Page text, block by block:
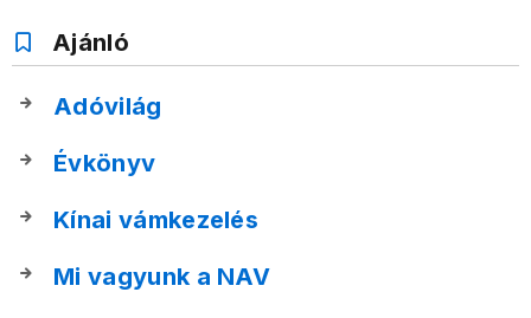
Ajánló
Adóvilág
Évkönyv
Kínai vámkezelés
Mi vagyunk a NAV